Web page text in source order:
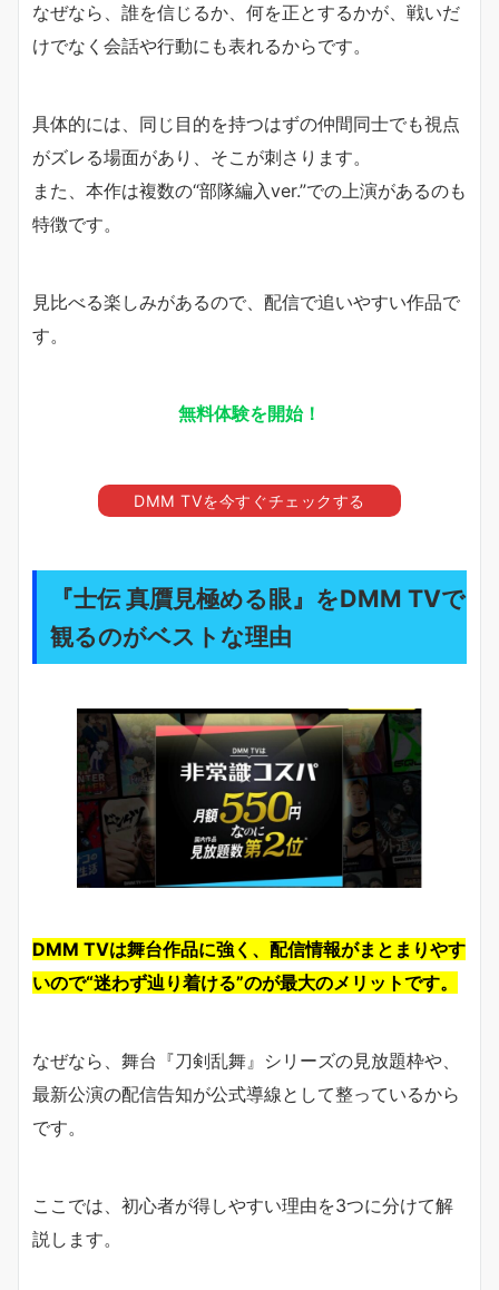
なぜなら、誰を信じるか、何を正とするかが、戦いだ
けでなく会話や行動にも表れるからです。
具体的には、同じ目的を持つはずの仲間同士でも視点
がズレる場面があり、そこが刺さります。
また、本作は複数の“部隊編入ver.”での上演があるのも
特徴です。
見比べる楽しみがあるので、配信で追いやすい作品で
す。
無料体験を開始！
DMM TVを今すぐチェックする
『士伝 真贋見極める眼』をDMM TVで
観るのがベストな理由
DMM TVは舞台作品に強く、配信情報がまとまりやす
いので“迷わず辿り着ける”のが最大のメリットです。
なぜなら、舞台『刀剣乱舞』シリーズの見放題枠や、
最新公演の配信告知が公式導線として整っているから
です。
ここでは、初心者が得しやすい理由を3つに分けて解
説します。